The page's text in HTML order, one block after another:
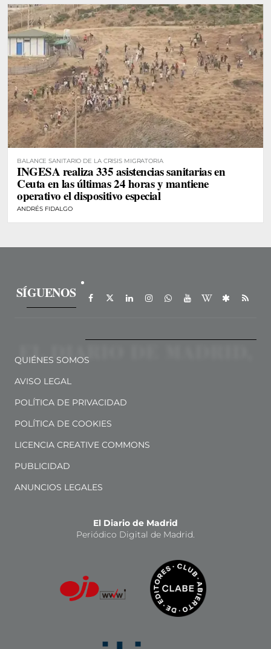
BALANCE SANITARIO DE LA CRISIS MIGRATORIA
INGESA realiza 335 asistencias sanitarias en
Ceuta en las últimas 24 horas y mantiene
operativo el dispositivo especial
ANDRÉS FIDALGO
SÍGUENOS
QUIÉNES SOMOS
AVISO LEGAL
POLÍTICA DE PRIVACIDAD
POLÍTICA DE COOKIES
LICENCIA CREATIVE COMMONS
PUBLICIDAD
ANUNCIOS LEGALES
El Diario de Madrid
Periódico Digital de Madrid.